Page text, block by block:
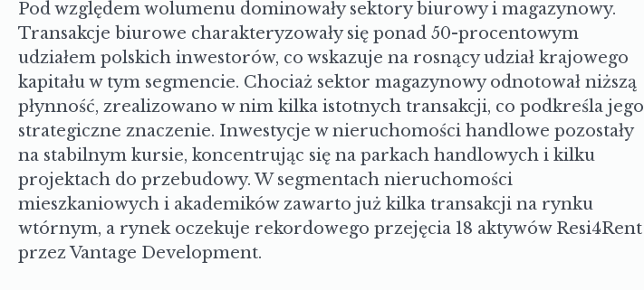
Pod względem wolumenu dominowały sektory biurowy i magazynowy.
Transakcje biurowe charakteryzowały się ponad 50-procentowym
udziałem polskich inwestorów, co wskazuje na rosnący udział krajowego
kapitału w tym segmencie. Chociaż sektor magazynowy odnotował niższą
płynność, zrealizowano w nim kilka istotnych transakcji, co podkreśla jego
strategiczne znaczenie. Inwestycje w nieruchomości handlowe pozostały
na stabilnym kursie, koncentrując się na parkach handlowych i kilku
projektach do przebudowy. W segmentach nieruchomości
mieszkaniowych i akademików zawarto już kilka transakcji na rynku
wtórnym, a rynek oczekuje rekordowego przejęcia 18 aktywów Resi4Rent
przez Vantage Development.